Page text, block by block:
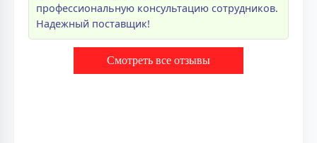
профессиональную консультацию сотрудников.
Надежный поставщик!
Смотреть все отзывы